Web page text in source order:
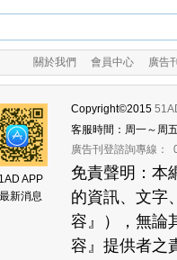
關於我們 會員中心 廣告
APP
新消息
Copyright©2015
客服時間：周一～周
廣告刊登諮詢專線
免責聲明：本
的資訊、文字
容』），無論
容』提供者之